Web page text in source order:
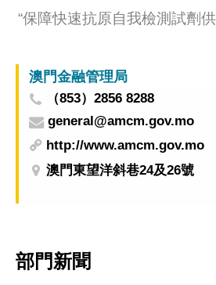
“保障快速抗原自我檢測試劑
澳門金融管理局
（853）2856 8288
general@amcm.gov.mo
http://www.amcm.gov.mo
澳門東望洋斜巷24及26號
部門新聞